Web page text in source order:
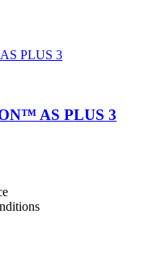
AS PLUS 3